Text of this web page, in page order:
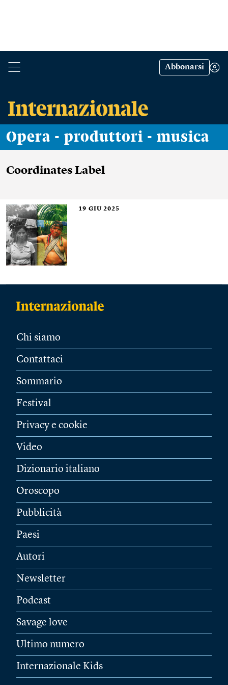
Abbonarsi
Opera - produttori - musica
Coordinates Label
19 GIU 2025
Chi siamo
Contattaci
Sommario
Festival
Privacy e cookie
Video
Dizionario italiano
Oroscopo
Pubblicità
Paesi
Autori
Newsletter
Podcast
Savage love
Ultimo numero
Internazionale Kids